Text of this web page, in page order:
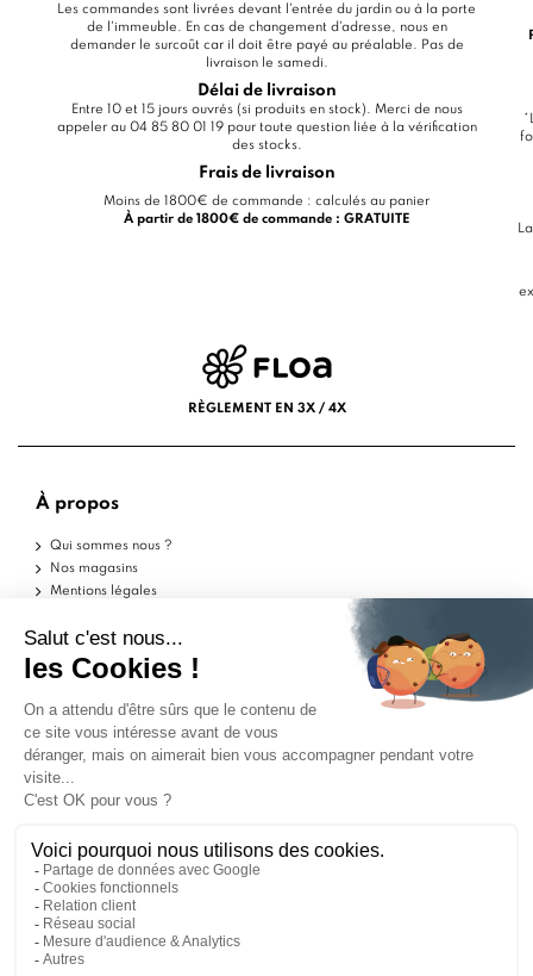
Les commandes sont livrées devant l'entrée du jardin ou à la porte
de l'immeuble. En cas de changement d'adresse, nous en
demander le surcoût car il doit être payé au préalable. Pas de
livraison le samedi.
Délai de livraison
Entre 10 et 15 jours ouvrés (si produits en stock). Merci de nous
appeler au 04 85 80 01 19 pour toute question liée à la vérification
des stocks.
Frais de livraison
Moins de 1800€ de commande : calculés au panier
À partir de 1800€ de commande : GRATUITE
RÈGLEMENT EN 3X / 4X
À propos
Qui sommes nous ?
Nos magasins
Mentions légales
Politique de confidentialité
Aide
Echantillons
Livraisons
Retours
FAQ
Contactez-nous
Marchand approuvé par la Société des Avis Garantis,
cliquez ici pour vérifier.
ILS PARLENT DE NOUS